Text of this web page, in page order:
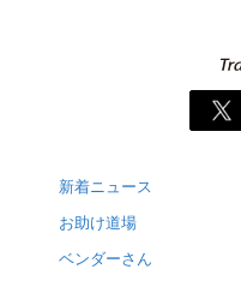
新着ニュース
お助け道場
ベンダーさん